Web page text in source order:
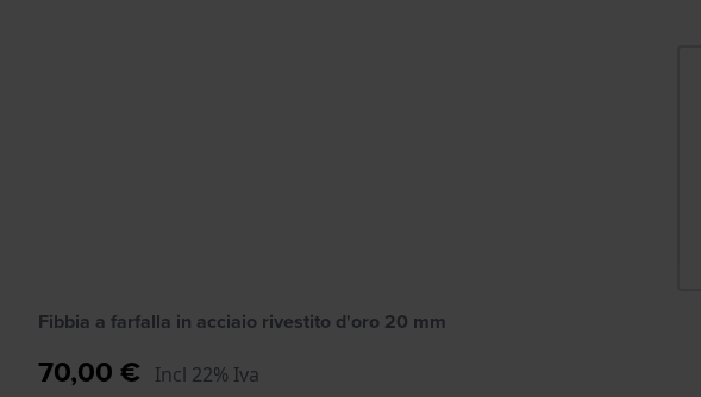
Fibbia a farfalla in acciaio rivestito d'oro 20 mm
70,00 € Incl 22% Iva